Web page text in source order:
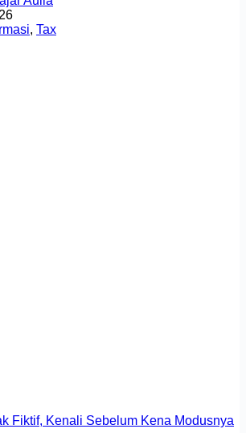
, Tax
Fiktif, Kenali Sebelum Kena Modusnya